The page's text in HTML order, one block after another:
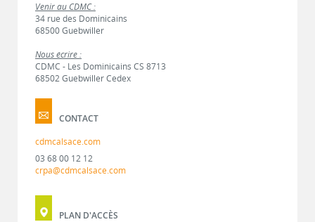
Venir au CDMC :
34 rue des Dominicains
68500 Guebwiller
Nous écrire :
CDMC - Les Dominicains CS 8713
68502 Guebwiller Cedex
CONTACT
cdmcalsace.com
03 68 00 12 12
crpa@cdmcalsace.com
PLAN D'ACCÈS